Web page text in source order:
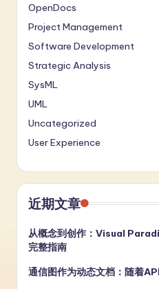
OpenDocs
Project Management
Software Development
Strategic Analysis
SysML
UML
Uncategorized
User Experience
近期文章
从概念到创作：Visual
完整指南
通信图作为动态文档：随着